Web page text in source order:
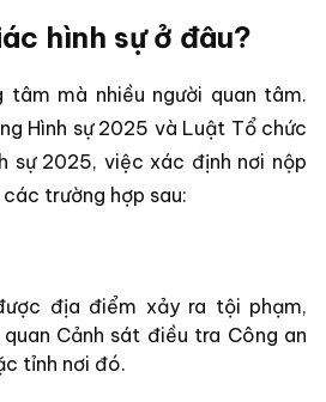
hình sự ở đâu?
mà nhiều người quan tâm.
Hình sự 2025 và Luật Tổ chức
sự 2025, việc xác định nơi nộp
trường hợp sau:
địa điểm xảy ra tội phạm,
Cảnh sát điều tra Công an
tỉnh nơi đó.